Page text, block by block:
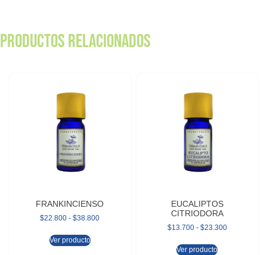
Productos relacionados
FRANKINCIENSO
$22.800 - $38.800
Ver producto
EUCALIPTOS
CITRIODORA
$13.700 - $23.300
Ver producto